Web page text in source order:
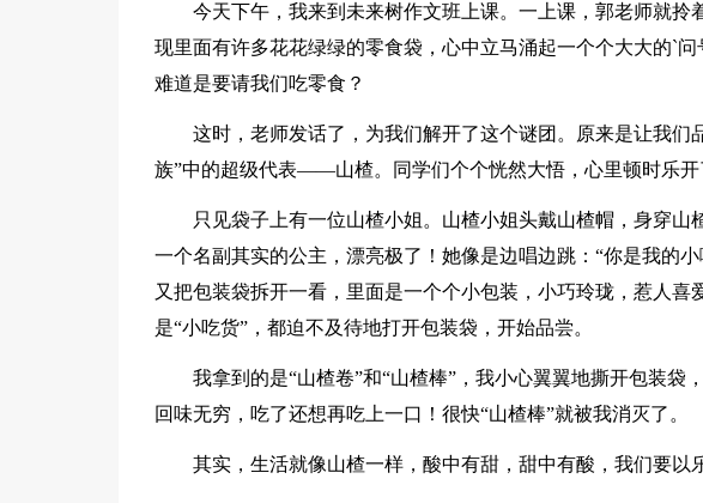
今天下午，我来到未来树作文班上课。一上课，郭老师就拎
现里面有许多花花绿绿的零食袋，心中立马涌起一个个大大的`
难道是要请我们吃零食？
这时，老师发话了，为我们解开了这个谜团。原来是让我们
族”中的超级代表——山楂。同学们个个恍然大悟，心里顿时乐开
只见袋子上有一位山楂小姐。山楂小姐头戴山楂帽，身穿山
一个名副其实的公主，漂亮极了！她像是边唱边跳：“你是我的
又把包装袋拆开一看，里面是一个个小包装，小巧玲珑，惹人喜
是“小吃货”，都迫不及待地打开包装袋，开始品尝。
我拿到的是“山楂卷”和“山楂棒”，我小心翼翼地撕开包装袋
回味无穷，吃了还想再吃上一口！很快“山楂棒”就被我消灭了。
其实，生活就像山楂一样，酸中有甜，甜中有酸，我们要以